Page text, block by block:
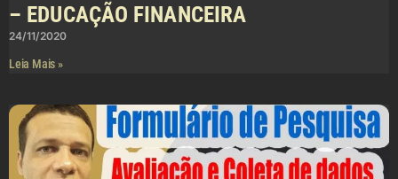
– EDUCAÇÃO FINANCEIRA
24/11/2020
Leia Mais »